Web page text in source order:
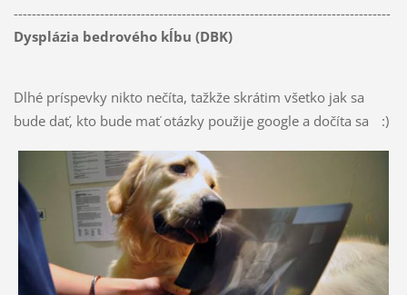
-----------------------------------------------------------------------------------
Dysplázia bedrového kĺbu (DBK)
Dlhé príspevky nikto nečíta, tažkže skrátim všetko jak sa
bude dať, kto bude mať otázky použije google a dočíta sa
:)